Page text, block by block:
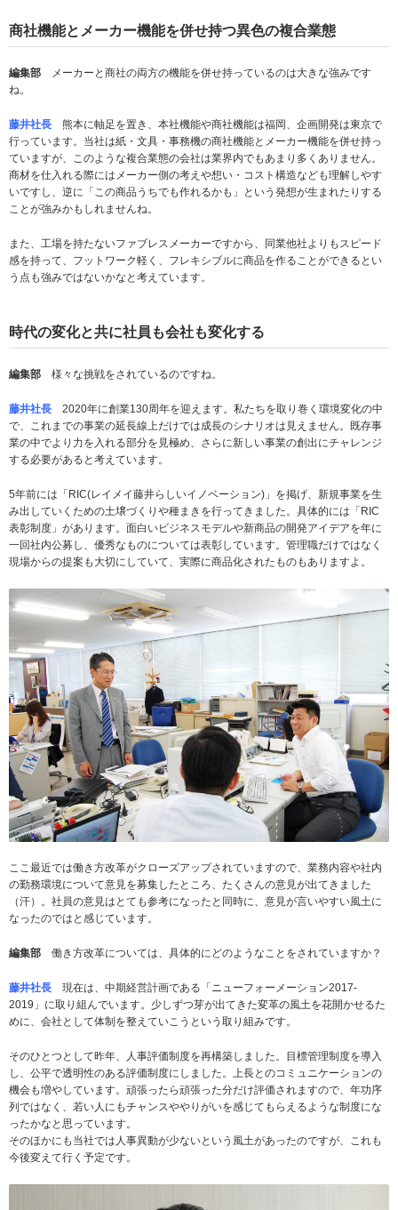
商社機能とメーカー機能を併せ持つ異色の複合業態
編集部 メーカーと商社の両方の機能を併せ持っているのは大きな強みです
ね。
藤井社長 熊本に軸足を置き、本社機能や商社機能は福岡、企画開発は東京で
行っています。当社は紙・文具・事務機の商社機能とメーカー機能を併せ持っ
ていますが、このような複合業態の会社は業界内でもあまり多くありません。
商材を仕入れる際にはメーカー側の考えや想い・コスト構造なども理解しやす
いですし、逆に「この商品うちでも作れるかも」という発想が生まれたりする
ことが強みかもしれませんね。
また、工場を持たないファブレスメーカーですから、同業他社よりもスピード
感を持って、フットワーク軽く、フレキシブルに商品を作ることができるとい
う点も強みではないかなと考えています。
時代の変化と共に社員も会社も変化する
編集部 様々な挑戦をされているのですね。
藤井社長 2020年に創業130周年を迎えます。私たちを取り巻く環境変化の中
で、これまでの事業の延長線上だけでは成長のシナリオは見えません。既存事
業の中でより力を入れる部分を見極め、さらに新しい事業の創出にチャレンジ
する必要があると考えています。
5年前には「RIC(レイメイ藤井らしいイノベーション)」を掲げ、新規事業を生
み出していくための土壌づくりや種まきを行ってきました。具体的には「RIC
表彰制度」があります。面白いビジネスモデルや新商品の開発アイデアを年に
一回社内公募し、優秀なものについては表彰しています。管理職だけではなく
現場からの提案も大切にしていて、実際に商品化されたものもありますよ。
ここ最近では働き方改革がクローズアップされていますので、業務内容や社内
の勤務環境について意見を募集したところ、たくさんの意見が出てきました
（汗）。社員の意見はとても参考になったと同時に、意見が言いやすい風土に
なったのではと感じています。
編集部 働き方改革については、具体的にどのようなことをされていますか？
藤井社長 現在は、中期経営計画である「ニューフォーメーション2017-
2019」に取り組んでいます。少しずつ芽が出てきた変革の風土を花開かせるた
めに、会社として体制を整えていこうという取り組みです。
そのひとつとして昨年、人事評価制度を再構築しました。目標管理制度を導入
し、公平で透明性のある評価制度にしました。上長とのコミュニケーションの
機会も増やしています。頑張ったら頑張った分だけ評価されますので、年功序
列ではなく、若い人にもチャンスややりがいを感じてもらえるような制度にな
ったかなと思っています。
そのほかにも当社では人事異動が少ないという風土があったのですが、これも
今後変えて行く予定です。